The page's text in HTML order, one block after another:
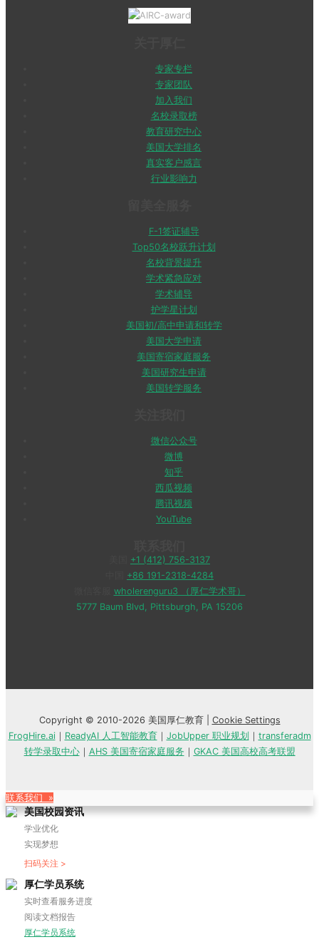
专家专栏
专家团队
加入我们
名校录取榜
教育研究中心
美国大学排名
真实客户感言
行业影响力
F-1签证辅导
Top50名校跃升计划
名校背景提升
学术紧急应对
学术辅导
护学星计划
美国初/高中申请和转学
美国大学申请
美国寄宿家庭服务
美国研究生申请
美国转学服务
微信公众号
微博
知乎
西瓜视频
腾讯视频
YouTube
+1 (412) 756-3137
+86 191-2318-4284
wholerenguru3 （厚仁学术哥）
5777 Baum Blvd, Pittsburgh, PA 15206
Copyright © 2010-2026 美国厚仁教育 | Cookie Settings
FrogHire.ai｜ ReadyAI 人工智能教育｜ JobUpper 职业规划 ｜ transferadm
转学录取中心｜ AHS 美国寄宿家庭服务 ｜ GKAC 美国高校高考联盟
联系我们 »
美国校园资讯
学业优化
实现梦想
扫码关注 >
厚仁学员系统
实时查看服务进度
阅读文档报告
厚仁学员系统